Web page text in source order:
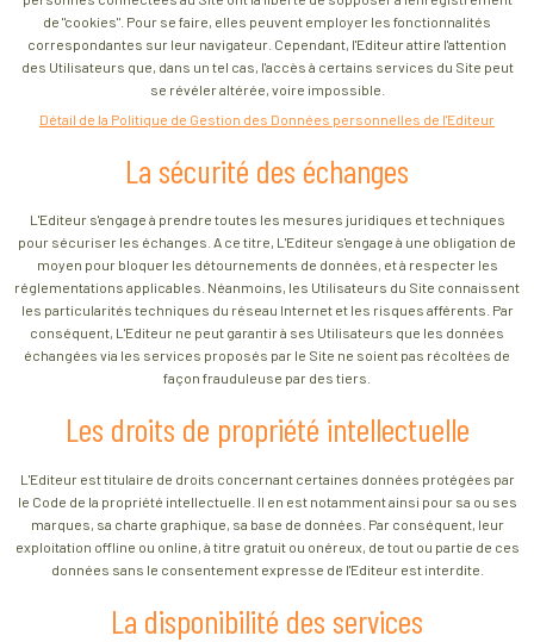
de "cookies". Pour se faire, elles peuvent employer les fonctionnalités
correspondantes sur leur navigateur. Cependant, l'Editeur attire l'attention
des Utilisateurs que, dans un tel cas, l'accès à certains services du Site peut
se révéler altérée, voire impossible.
Détail de la Politique de Gestion des Données personnelles de l'Editeur
La sécurité des échanges
L'Editeur s'engage à prendre toutes les mesures juridiques et techniques
pour sécuriser les échanges. A ce titre, L'Editeur s'engage à une obligation de
moyen pour bloquer les détournements de données, et à respecter les
réglementations applicables. Néanmoins, les Utilisateurs du Site connaissent
les particularités techniques du réseau Internet et les risques afférents. Par
conséquent, L'Editeur ne peut garantir à ses Utilisateurs que les données
échangées via les services proposés par le Site ne soient pas récoltées de
façon frauduleuse par des tiers.
Les droits de propriété intellectuelle
L'Editeur est titulaire de droits concernant certaines données protégées par
le Code de la propriété intellectuelle. Il en est notamment ainsi pour sa ou ses
marques, sa charte graphique, sa base de données. Par conséquent, leur
exploitation offline ou online, à titre gratuit ou onéreux, de tout ou partie de ces
données sans le consentement expresse de l'Editeur est interdite.
La disponibilité des services